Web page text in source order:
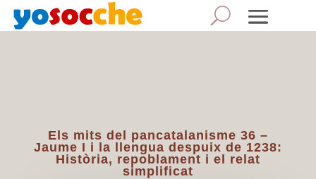
Els mits del pancatalanisme 36 –
Jaume I i la llengua despuix de 1238:
Història, repoblament i el relat
simplificat